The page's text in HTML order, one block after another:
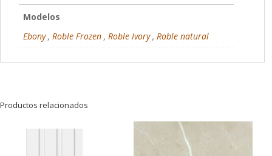
Modelos
Ebony , Roble Frozen , Roble Ivory , Roble natural
Productos relacionados